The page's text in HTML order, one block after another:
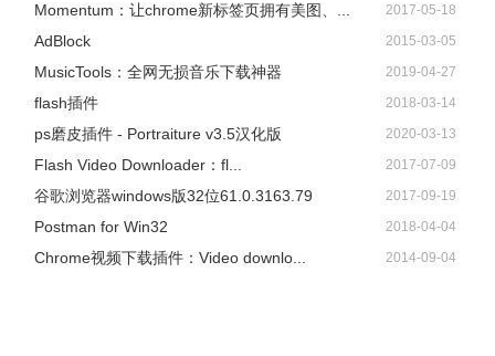
Momentum：让chrome新标签页拥有美图、... 2017-05-18
AdBlock 2015-03-05
​MusicTools：全网无损音乐下载神器 2019-04-27
flash插件 2018-03-14
ps磨皮插件 - Portraiture v3.5汉化版 2020-03-13
Flash Video Downloader：fl... 2017-07-09
谷歌浏览器windows版32位61.0.3163.79 2017-09-19
Postman for Win32 2018-04-04
Chrome视频下载插件：Video downlo... 2014-09-04